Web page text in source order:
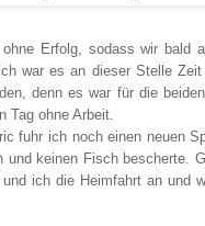
Erfolg, sodass wir bald
war es an dieser Stelle
denn es war für die
Tag ohne Arbeit.
fuhr ich noch einen neuen
und keinen Fisch bescherte.
ich die Heimfahrt an und